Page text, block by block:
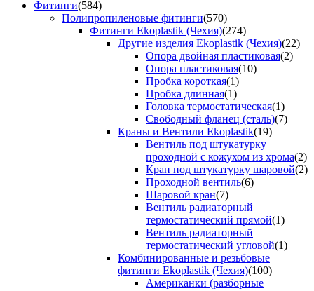
Фитинги(584)
Полипропиленовые фитинги(570)
Фитинги Ekoplastik (Чехия)(274)
Другие изделия Ekoplastik (Чехия)(22)
Опора двойная пластиковая(2)
Опора пластиковая(10)
Пробка короткая(1)
Пробка длинная(1)
Головка термостатическая(1)
Свободный фланец (сталь)(7)
Краны и Вентили Ekoplastik(19)
Вентиль под штукатурку
проходной с кожухом из хрома(2)
Кран под штукатурку шаровой(2)
Проходной вентиль(6)
Шаровой кран(7)
Вентиль радиаторный
термостатический прямой(1)
Вентиль радиаторный
термостатический угловой(1)
Комбинированные и резьбовые
фитинги Ekoplastik (Чехия)(100)
Американки (разборные